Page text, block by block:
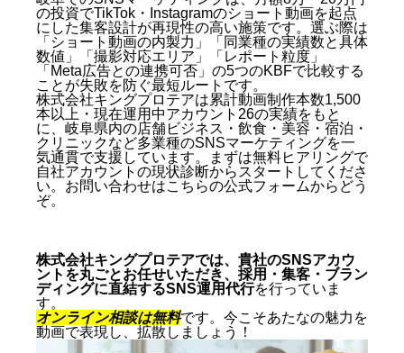
の投資でTikTok・Instagramのショート動画を起点
にした集客設計が再現性の高い施策です。選ぶ際は
「ショート動画の内製力」「同業種の実績数と具体
数値」「撮影対応エリア」「レポート粒度」
「Meta広告との連携可否」の5つのKBFで比較する
ことが失敗を防ぐ最短ルートです。
株式会社キングプロテアは累計動画制作本数1,500
本以上・現在運用中アカウント26の実績をもと
に、岐阜県内の店舗ビジネス・飲食・美容・宿泊・
クリニックなど多業種のSNSマーケティングを一
気通貫で支援しています。まずは無料ヒアリングで
自社アカウントの現状診断からスタートしてくださ
い。お問い合わせはこちらの公式フォームからどう
ぞ。
株式会社キングプロテアでは、貴社のSNSアカウ
ントを丸ごとお任せいただき、採用・集客・ブラン
ディングに直結するSNS運用代行を行っていま
す。
オンライン相談は無料です。今こそあたなの魅力を
動画で表現し、拡散しましょう！